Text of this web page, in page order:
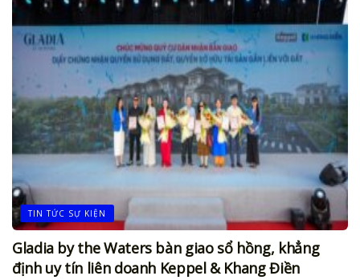
TIN TỨC SỰ KIỆN
Gladia by the Waters bàn giao sổ hồng, khẳng
định uy tín liên doanh Keppel & Khang Điền